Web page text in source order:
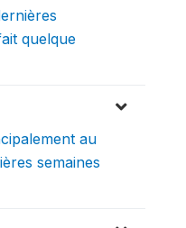
quelque
au
semaines